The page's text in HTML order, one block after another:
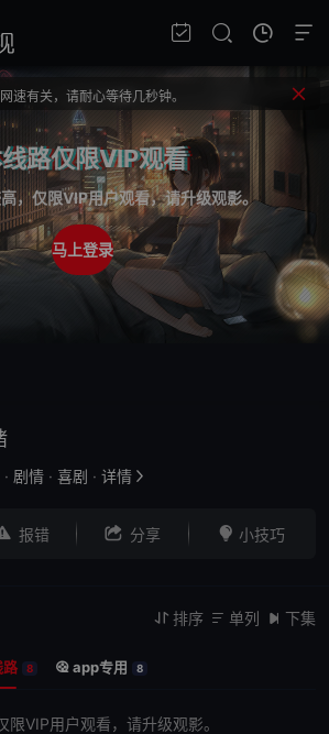
新刷新页面，或者切换线路。
速有关，请耐心等待几秒钟。
频中的广告，谨防上当受骗!
路仅限VIP观看
，仅限VIP用户观看，请升级观影。
马上登录
· 剧情 · 喜剧 · 详情 
报错  分享  小技巧
 排序  单列  下集
路 8  app专用 8
限VIP用户观看，请升级观影。